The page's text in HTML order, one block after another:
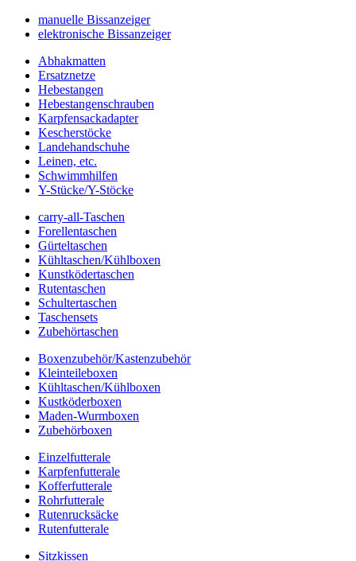
manuelle Bissanzeiger
elektronische Bissanzeiger
Abhakmatten
Ersatznetze
Hebestangen
Hebestangenschrauben
Karpfensackadapter
Kescherstöcke
Landehandschuhe
Leinen, etc.
Schwimmhilfen
Y-Stücke/Y-Stöcke
carry-all-Taschen
Forellentaschen
Gürteltaschen
Kühltaschen/Kühlboxen
Kunstködertaschen
Rutentaschen
Schultertaschen
Taschensets
Zubehörtaschen
Boxenzubehör/Kastenzubehör
Kleinteileboxen
Kühltaschen/Kühlboxen
Kustköderboxen
Maden-Wurmboxen
Zubehörboxen
Einzelfutterale
Karpfenfutterale
Kofferfutterale
Rohrfutterale
Rutenrucksäcke
Rutenfutterale
Sitzkissen